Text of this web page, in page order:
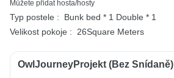
Můžete přidat hosta/hosty
Typ postele : Bunk bed * 1 Double * 1
Velikost pokoje :
26Square Meters
OwlJourneyProjekt (bez Snídaně)